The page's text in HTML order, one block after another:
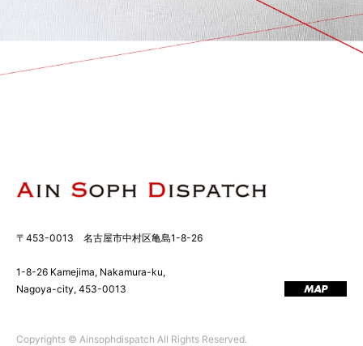
〒453-0013 名古屋市中村区亀島1-8-26
1-8-26 Kamejima, Nakamura-ku,
Nagoya-city, 453-0013
MAP
Copyrights © Ainsophdispatch All Rights Reserved.